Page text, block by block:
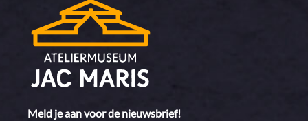
Meld je aan voor de nieuwsbrief!